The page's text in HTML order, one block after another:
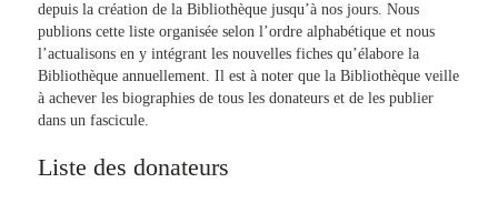
depuis la création de la Bibliothèque jusqu’à nos jours. Nous
publions cette liste organisée selon l’ordre alphabétique et nous
l’actualisons en y intégrant les nouvelles fiches qu’élabore la
Bibliothèque annuellement. Il est à noter que la Bibliothèque veille
à achever les biographies de tous les donateurs et de les publier
dans un fascicule.
Liste des donateurs